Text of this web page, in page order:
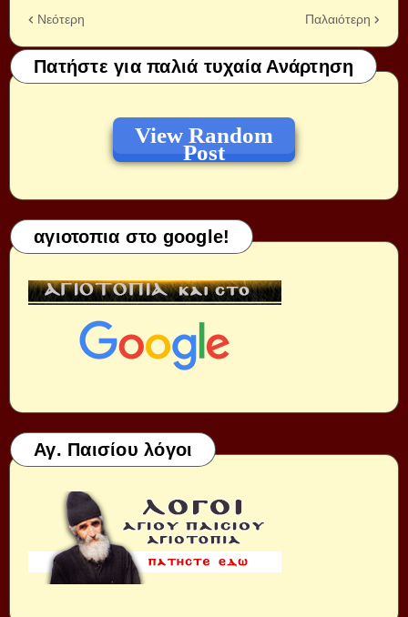
Νεότερη Παλαιότερη
Πατήστε για παλιά τυχαία Ανάρτηση
View Random
Post
αγιοτοπια στο google!
Αγ. Παισίου λόγοι